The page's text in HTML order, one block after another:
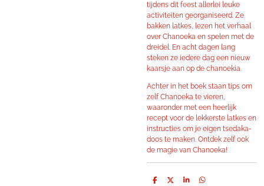
tijdens dit feest allerlei leuke
activiteiten georganiseerd. Ze
bakken latkes, lezen het verhaal
over Chanoeka en spelen met de
dreidel. En acht dagen lang
steken ze iedere dag een nieuw
kaarsje aan op de chanoekia.
Achter in het boek staan tips om
zelf Chanoeka te vieren,
waaronder met een heerlijk
recept voor de lekkerste latkes en
instructies om je eigen tsedaka-
doos te maken. Ontdek zelf ook
de magie van Chanoeka!
D D S D